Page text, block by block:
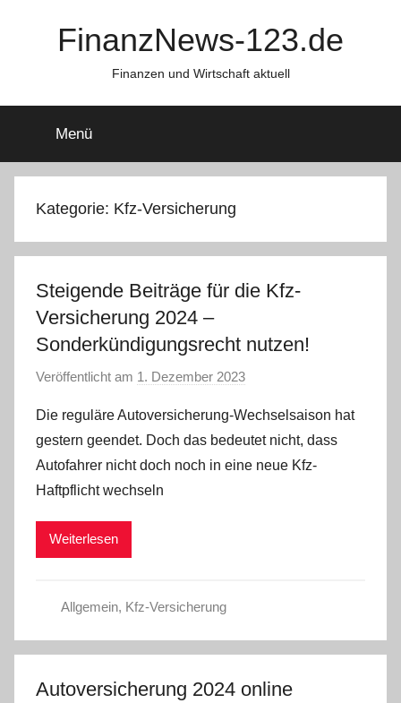
FinanzNews-123.de
Finanzen und Wirtschaft aktuell
Menü
Kategorie: Kfz-Versicherung
Steigende Beiträge für die Kfz-
Versicherung 2024 –
Sonderkündigungsrecht nutzen!
Veröffentlicht am 1. Dezember 2023
n
a
d
Die reguläre Autoversicherung-Wechselsaison hat
gestern geendet. Doch das bedeutet nicht, dass
Autofahrer nicht doch noch in eine neue Kfz-
Haftpflicht wechseln
Weiterlesen
Allgemein, Kfz-Versicherung
Autoversicherung 2024 online